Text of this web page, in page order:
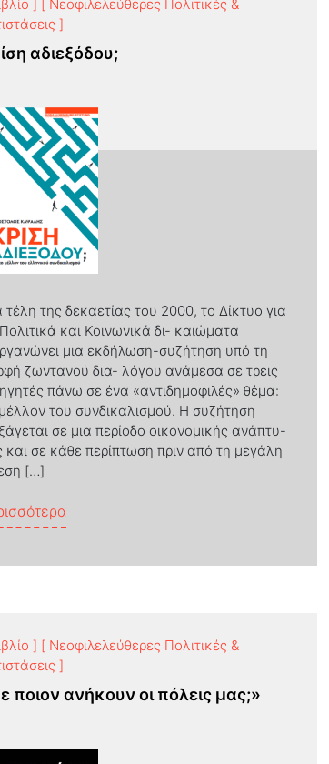
and Portugal
] [ Νεοφιλελεύθερες Πολιτικές &
]
αδιεξόδου;
τέλη της δεκαετίας του 2000, το Δίκτυο για
και Κοινωνικά δι- καιώματα
μια εκδήλωση-συζήτηση υπό τη
ζωντανού δια- λόγου ανάμεσα σε τρεις
πάνω σε ένα «αντιδημοφιλές» θέμα:
του συνδικαλισμού. Η συζήτηση
σε μια περίοδο οικονομικής ανάπτυ-
και σε κάθε περίπτωση πριν από τη μεγάλη
[…]
from Κρίση αδιεξόδου;
] [ Νεοφιλελεύθερες Πολιτικές &
]
ποιον ανήκουν οι πόλεις μας;»